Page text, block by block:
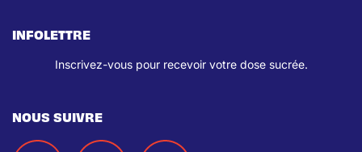
INFOLETTRE
Inscrivez-vous pour recevoir votre dose sucrée.
NOUS SUIVRE